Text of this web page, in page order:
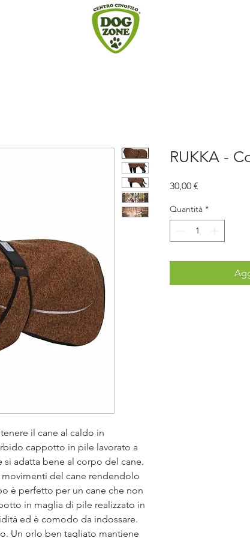
il cane al caldo in
cappotto in pile lavorato a
si adatta bene al corpo del cane.
del cane rendendolo
è perfetto per un cane che non
in maglia di pile realizzato in
ed è comodo da indossare.
Un orlo ben tagliato mantiene
RUKKA -
30,00 €
Quantità *